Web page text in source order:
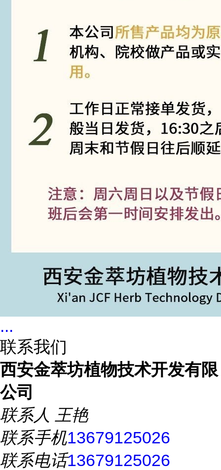
...
联系我们
西安金萃坊植物技术开发有限
公司
联系人 王艳
联系手机13679125026
联系电话13679125026